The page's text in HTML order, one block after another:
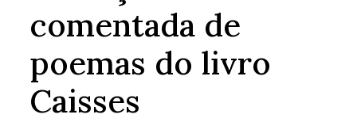
comentada de
poemas do livro
Caisses